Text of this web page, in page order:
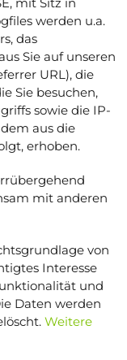
werden u.a.
das
Sie auf unseren
URL), die
Sie besuchen,
sowie die IP-
aus die
erhoben.
mit anderen
von
Interesse
und
Daten werden
Weitere